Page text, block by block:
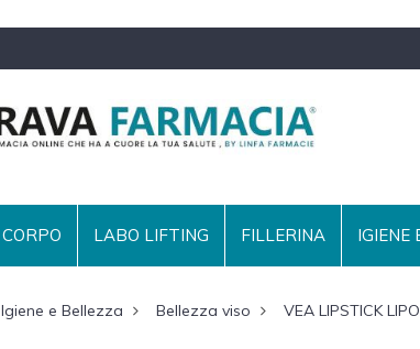
CORPO LABO LIFTING FILLERINA IGIENE
Igiene e Bellezza Bellezza viso VEA LIPSTICK